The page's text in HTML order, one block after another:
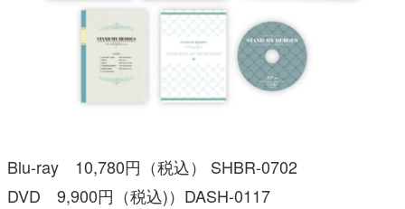
Blu-ray 10,780円（税込） SHBR-0702
DVD 9,900円（税込)）DASH-0117